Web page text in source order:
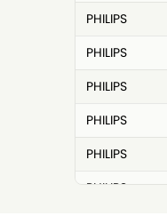
PHILIPS
PHILIPS
PHILIPS
PHILIPS
PHILIPS
PHILIPS